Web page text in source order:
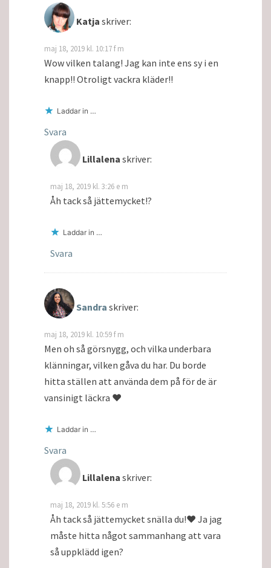
Katja skriver:
maj 18, 2019 kl. 10:17 f m
Wow vilken talang! Jag kan inte ens sy i en
knapp!! Otroligt vackra kläder!!
Laddar in …
Svara
Lillalena skriver:
maj 18, 2019 kl. 3:26 e m
Åh tack så jättemycket!?
Laddar in …
Svara
Sandra skriver:
maj 18, 2019 kl. 10:59 f m
Men oh så görsnygg, och vilka underbara
klänningar, vilken gåva du har. Du borde
hitta ställen att använda dem på för de är
vansinigt läckra ❤
Laddar in …
Svara
Lillalena skriver:
maj 18, 2019 kl. 5:56 e m
Åh tack så jättemycket snälla du!❤️ Ja jag
måste hitta något sammanhang att vara
så uppklädd igen?